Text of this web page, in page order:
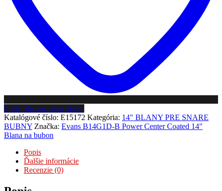
Pridať do zoznamu želaní
Katalógové číslo: E15172 Kategória: 14" BLANY PRE SNARE
BUBNY Značka: Evans B14G1D-B Power Center Coated 14"
Blana na bubon
Popis
Ďalšie informácie
Recenzie (0)